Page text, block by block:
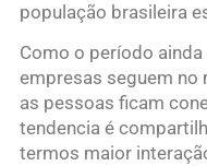
população brasileira
Como o período
empresas seguem no
as pessoas ficam
tendencia é
termos maior